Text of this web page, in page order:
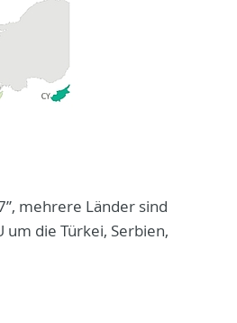
mehrere Länder sind
die Türkei, Serbien,